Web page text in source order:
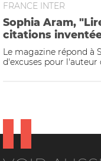
FRANCE INTER
Sophia Aram,
citations
Le magazine répond à
d'excuses pour